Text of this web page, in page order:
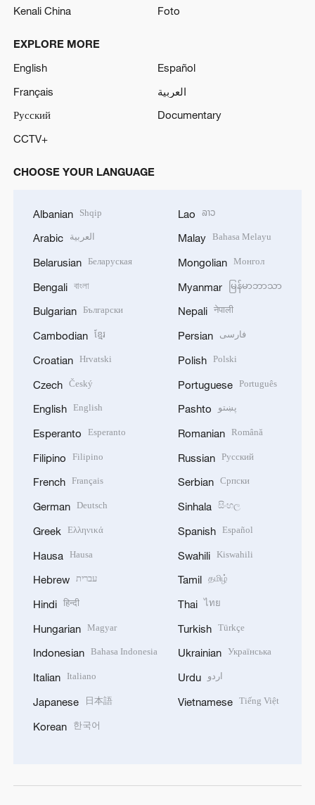
Kenali China
Foto
EXPLORE MORE
English
Español
Français
العربية
Русский
Documentary
CCTV+
CHOOSE YOUR LANGUAGE
Albanian Shqip
Arabic العربية
Belarusian Беларуская
Bengali বাংলা
Bulgarian Български
Cambodian ខ្មែរ
Croatian Hrvatski
Czech Český
English English
Esperanto Esperanto
Filipino Filipino
French Français
German Deutsch
Greek Ελληνικά
Hausa Hausa
Hebrew עברית
Hindi हिन्दी
Hungarian Magyar
Indonesian Bahasa Indonesia
Italian Italiano
Japanese 日本語
Korean 한국어
Lao ລາວ
Malay Bahasa Melayu
Mongolian Монгол
Myanmar မြန်မာဘာသာ
Nepali नेपाली
Persian فارسی
Polish Polski
Portuguese Português
Pashto پښتو
Romanian Română
Russian Русский
Serbian Српски
Sinhala සිංහල
Spanish Español
Swahili Kiswahili
Tamil தமிழ்
Thai ไทย
Turkish Türkçe
Ukrainian Українська
Urdu اردو
Vietnamese Tiếng Việt